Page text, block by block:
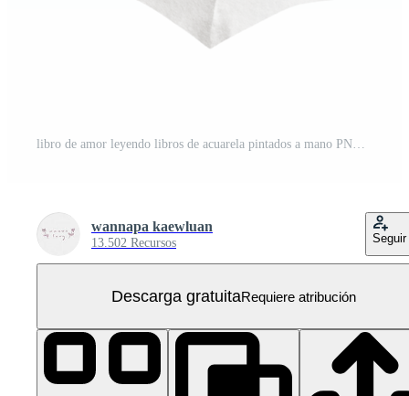
libro de amor leyendo libros de acuarela pintados a mano PNG Gratis
wannapa kaewluan
13.502 Recursos Seguir
Descarga gratuitaRequiere atribución